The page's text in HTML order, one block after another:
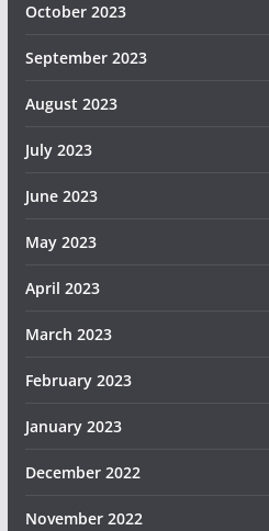
October 2023
September 2023
August 2023
July 2023
June 2023
May 2023
April 2023
March 2023
February 2023
January 2023
December 2022
November 2022